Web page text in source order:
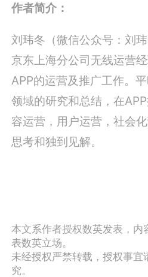
作者简介：
刘玮冬（微信公众号：刘
京东上海分公司无线运营
APP的运营及推广工作。
领域的研究和总结，在
容运营，用户运营，社会
思考和独到见解。
本文系作者授权数英发表，内
表数英立场。
未经授权严禁转载，授权事
究。